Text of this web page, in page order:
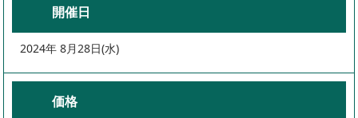
開催日
2024年 8月28日(水)
価格